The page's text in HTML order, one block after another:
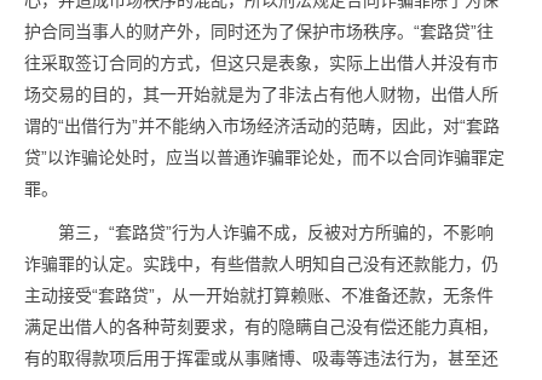
护合同当事人的财产外，同时还为了保护市场秩序。“套路贷”往
往采取签订合同的方式，但这只是表象，实际上出借人并没有市
场交易的目的，其一开始就是为了非法占有他人财物，出借人所
谓的“出借行为”并不能纳入市场经济活动的范畴，因此，对“套路
贷”以诈骗论处时，应当以普通诈骗罪论处，而不以合同诈骗罪定
罪。
第三，“套路贷”行为人诈骗不成，反被对方所骗的，不影响
诈骗罪的认定。实践中，有些借款人明知自己没有还款能力，仍
主动接受“套路贷”，从一开始就打算赖账、不准备还款，无条件
满足出借人的各种苛刻要求，有的隐瞒自己没有偿还能力真相，
有的取得款项后用于挥霍或从事赌博、吸毒等违法行为，甚至还